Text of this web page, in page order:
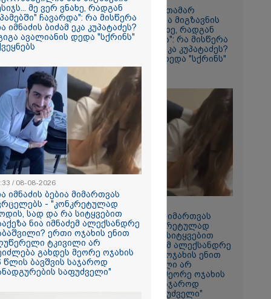
რუსეთმა
შენთან
ფაზაში
18
ემოციურ
მასალა,
3
მაყუჩი
ზღვამ კიდევ
"24 იანვრის ღამეს თამარ
ნავროზაშვილის ძმა მიგზავნის
მესიჯს... მე ვერ ვნახე, რადგან
"სპამებში" ჩავარდა": რა მისწერა
ნია იმნაძის ბიძამ ეკა კუპატაძეს?
- გიგა ავალიანის დედა "სქრინს"
აქვეყნებს
21:33 / 08-08-2026
ნია იმნაძის ბებია მიმართვას
ავრცელებს - "კონკრეტულად
როდის, სად და რა სიტყვებით
წააქეზა ნია იმნაძემ ალექსანდრე
გაბაშვილი? ერთი ოჯახის ენით
აღუწერელი ტკივილი არ
შეიძლება გახდეს მეორე ოჯახის
16 წლის ბავშვის საჯაროდ
განადგურების საფუძველი"
მე ვერ ვნახე, რადგან
ჩავარდა": რა მისწერა
იმნაძის ბიძამ ეკა კუპატაძეს?
ავალიანის დედა "სქრინს"
/ 08-08-2026
იმნაძის ბებია მიმართვას
- "კონკრეტულად
სად და რა სიტყვებით
ნია იმნაძემ ალექსანდრე
ერთი ოჯახის ენით
ტკივილი არ
გახდეს მეორე ოჯახის
წლის ბავშვის საჯაროდ
საფუძველი"